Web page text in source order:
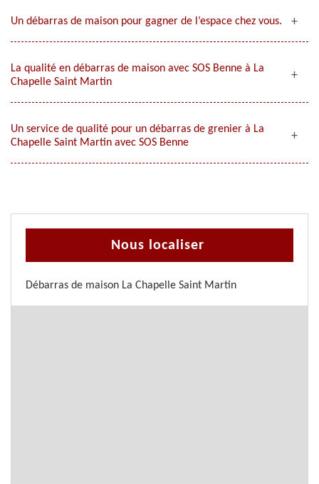
Un débarras de maison pour gagner de l’espace chez vous.
La qualité en débarras de maison avec SOS Benne à La
Chapelle Saint Martin
Un service de qualité pour un débarras de grenier à La
Chapelle Saint Martin avec SOS Benne
Nous localiser
Débarras de maison La Chapelle Saint Martin